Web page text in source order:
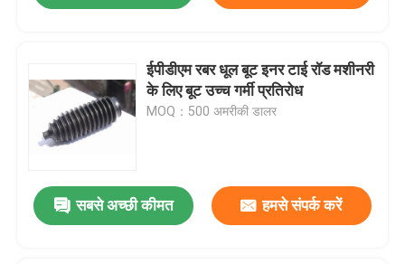
ईपीडीएम रबर धूल बूट इनर टाई रॉड मशीनरी
के लिए बूट उच्च गर्मी प्रतिरोध
MOQ：500 अमरीकी डालर
सबसे अच्छी कीमत हमसे संपर्क करें